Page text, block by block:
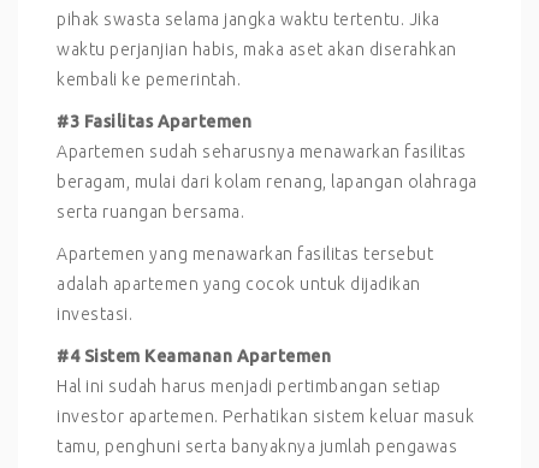
pihak swasta selama jangka waktu tertentu. Jika
waktu perjanjian habis, maka aset akan diserahkan
kembali ke pemerintah.
#3 Fasilitas Apartemen
Apartemen sudah seharusnya menawarkan fasilitas
beragam, mulai dari kolam renang, lapangan olahraga
serta ruangan bersama.
Apartemen yang menawarkan fasilitas tersebut
adalah apartemen yang cocok untuk dijadikan
investasi.
#4 Sistem Keamanan Apartemen
Hal ini sudah harus menjadi pertimbangan setiap
investor apartemen. Perhatikan sistem keluar masuk
tamu, penghuni serta banyaknya jumlah pengawas